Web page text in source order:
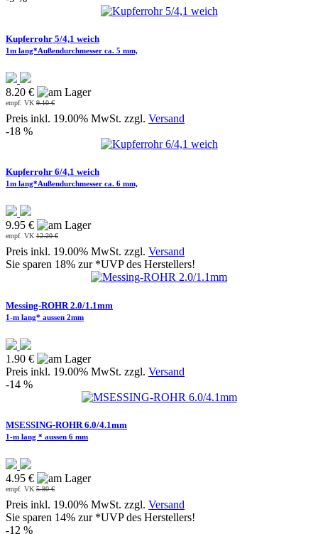
Kupferrohr 5/4,1 weich
1m lang*Außendurchmesser ca. 5 mm,
8.20 €
empf. VK 9.10 €
Preis inkl. 19.00% MwSt. zzgl. Versand
-18 %
Kupferrohr 6/4,1 weich
1m lang*Außendurchmesser ca. 6 mm,
9.95 €
empf. VK 12.20 €
Preis inkl. 19.00% MwSt. zzgl. Versand
Sie sparen 18% zur *UVP des Herstellers!
Messing-ROHR 2.0/1.1mm
1-m lang* aussen 2mm
1.90 €
Preis inkl. 19.00% MwSt. zzgl. Versand
-14 %
MSESSING-ROHR 6.0/4.1mm
1-m lang * aussen 6 mm
4.95 €
empf. VK 5.80 €
Preis inkl. 19.00% MwSt. zzgl. Versand
Sie sparen 14% zur *UVP des Herstellers!
-12 %